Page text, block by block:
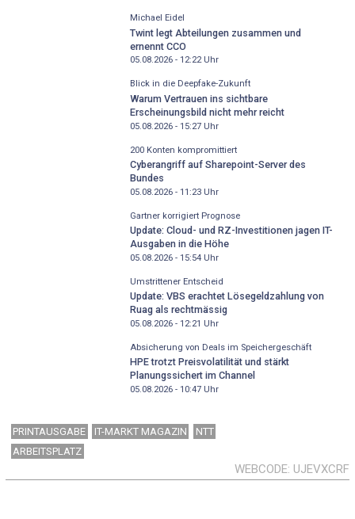
Michael Eidel
Twint legt Abteilungen zusammen und
ernennt CCO
05.08.2026 - 12:22Uhr
Blick in die Deepfake-Zukunft
Warum Vertrauen ins sichtbare
Erscheinungsbild nicht mehr reicht
05.08.2026 - 15:27Uhr
200 Konten kompromittiert
Cyberangriff auf Sharepoint-Server des
Bundes
05.08.2026 - 11:23Uhr
Gartner korrigiert Prognose
Update: Cloud- und RZ-Investitionen jagen IT-
Ausgaben in die Höhe
05.08.2026 - 15:54Uhr
Umstrittener Entscheid
Update: VBS erachtet Lösegeldzahlung von
Ruag als rechtmässig
05.08.2026 - 12:21 Uhr
Absicherung von Deals im Speichergeschäft
HPE trotzt Preisvolatilität und stärkt
Planungssichert im Channel
05.08.2026 - 10:47Uhr
PRINTAUSGABE IT-MARKT MAGAZIN
NTT
ARBEITSPLATZ
WEBCODE UJEVXCRF